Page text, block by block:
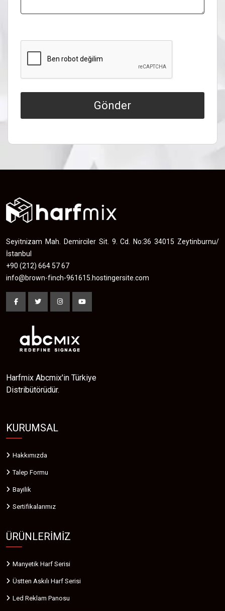
Gönder
Seyitnizam Mah. Demirciler Sit. 9. Cd. No:36 34015 Zeytinburnu/
İstanbul
+90 (212) 664 57 67
info@brown-finch-961615.hostingersite.com
Harfmix Abcmix'in Türkiye
Distribütörüdür.
KURUMSAL
Hakkımızda
Talep Formu
Bayilik
Sertifikalarımız
ÜRÜNLERIMIZ
Manyetik Harf Serisi
Üstten Askılı Harf Serisi
Led Reklam Panosu